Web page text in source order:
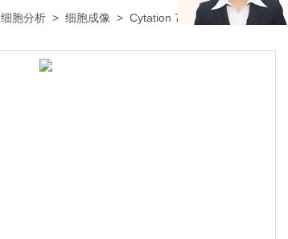
细胞分析 > 细胞成像 > Cytation 7细胞成像多功能微孔